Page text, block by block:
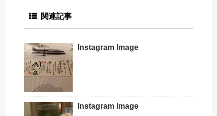
関連記事
Instagram Image
Instagram Image